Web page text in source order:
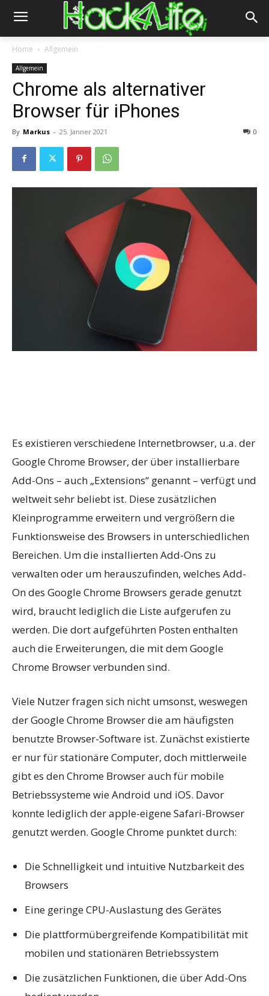
Home Allgemein
Allgemein
Chrome als alternativer
Browser für iPhones
By Markus - 25. Jänner 2021 0
Es existieren verschiedene Internetbrowser, u.a. der
Google Chrome Browser, der über installierbare
Add-Ons – auch „Extensions“ genannt – verfügt und
weltweit sehr beliebt ist. Diese zusätzlichen
Kleinprogramme erweitern und vergrößern die
Funktionsweise des Browsers in unterschiedlichen
Bereichen. Um die installierten Add-Ons zu
verwalten oder um herauszufinden, welches Add-
On des Google Chrome Browsers gerade genutzt
wird, braucht lediglich die Liste aufgerufen zu
werden. Die dort aufgeführten Posten enthalten
auch die Erweiterungen, die mit dem Google
Chrome Browser verbunden sind.
Viele Nutzer fragen sich nicht umsonst, weswegen
der Google Chrome Browser die am häufigsten
benutzte Browser-Software ist. Zunächst existierte
er nur für stationäre Computer, doch mittlerweile
gibt es den Chrome Browser auch für mobile
Betriebssysteme wie Android und iOS. Davor
konnte lediglich der apple-eigene Safari-Browser
genutzt werden. Google Chrome punktet durch:
Die Schnelligkeit und intuitive Nutzbarkeit des
Browsers
Eine geringe CPU-Auslastung des Gerätes
Die plattformübergreifende Kompatibilität mit
mobilen und stationären Betriebssystem
Die zusätzlichen Funktionen, die über Add-Ons